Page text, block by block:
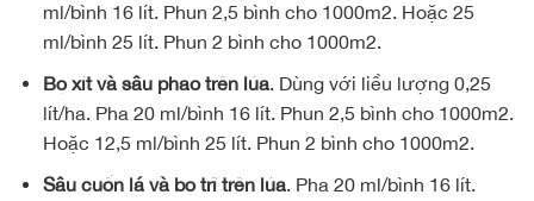
ml/bình 16 lít. Phun 2,5 bình cho 1000m2. Hoặc 25
ml/bình 25 lít. Phun 2 bình cho 1000m2.
Bọ xít và sâu phao trên lúa. Dùng với liều lượng 0,25
lít/ha. Pha 20 ml/bình 16 lít. Phun 2,5 bình cho 1000m2.
Hoặc 12,5 ml/bình 25 lít. Phun 2 bình cho 1000m2.
Sâu cuốn lá và bọ trĩ trên lúa. Pha 20 ml/bình 16 lít.